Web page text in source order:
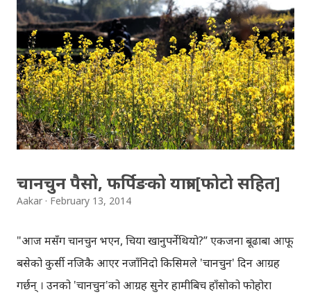
भएका खरिदहरु मध्ये फेसबुक र व्हाट्सएपको डिल सबैभन्दा ठूलो हो ।
ट्विटरमा हामीले गुगल, फेसबुक, माइक्रोसफ्ट, याहु आदिले खरिद
गरेको कम्पनीहरुबारे यसरी यसलाई हिसाब गरेका थियौँ । १ ह्वाट्सएप
= २ स्काइप = ६ नेस्ट = १८ टम्लर = १९ इन्स्टाग्राम = २१ भाइबर = १९
बिलियन डलर MT @ishwari : 1 WhatsApp = 2 Skype = 21
Viber = 19 Instagram = 6 Nest = 19 Billion. — Aakar
Anil (@aakarpost) February 19, 2014 फेसबुकले इन्स्टाग्राम
चानचुन पैसो, फर्पिङको यात्रा [फोटो सहित]
Aakar February 13, 2014
"आज मसँग चानचुन भएन, चिया खानुपर्नेथियो?” एकजना बूढाबा आफू
बसेको कुर्सी नजिकै आएर नजाँनिदो किसिमले 'चानचुन' दिन आग्रह
गर्छन् । उनको 'चानचुन'को आग्रह सुनेर हामीबिच हाँसोको फोहोरा